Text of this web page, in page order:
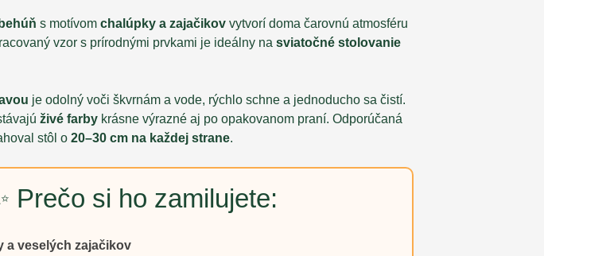
s motívom chalúpky a zajačikov vytvorí doma čarovnú atmosféru
vzor s prírodnými prvkami je ideálny na sviatočné stolovanie
je odolný voči škvrnám a vode, rýchlo schne a jednoducho sa čistí.
živé farby krásne výrazné aj po opakovanom praní. Odporúčaná
stôl o 20–30 cm na každej strane.
Prečo si ho zamilujete:
a veselých zajačikov